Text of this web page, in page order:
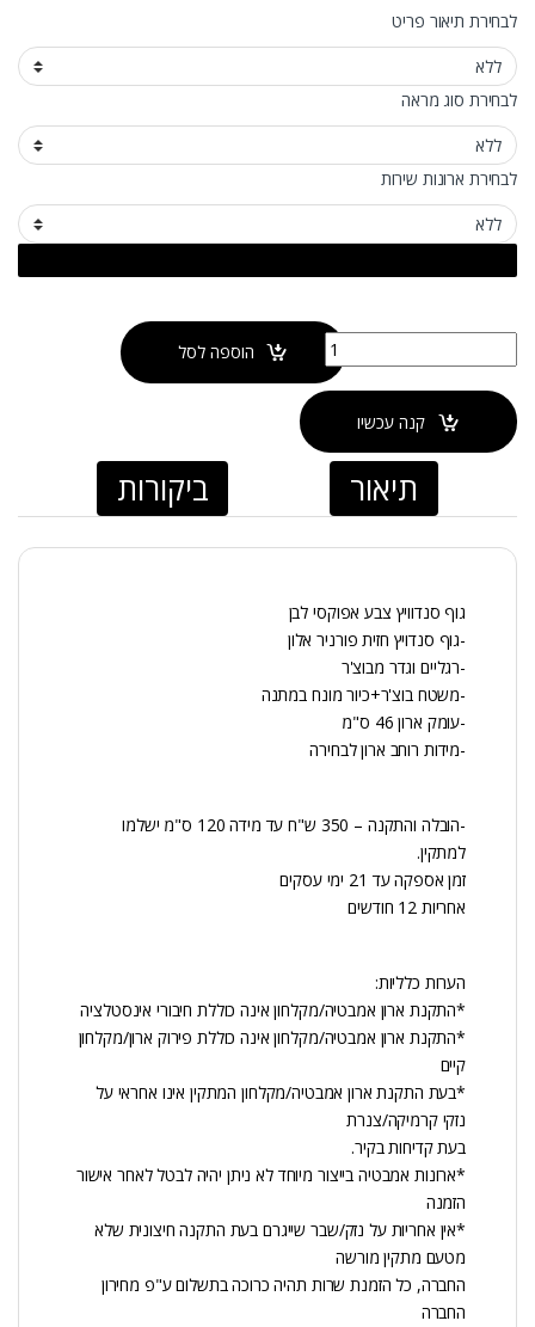
לבחירת תיאור פריט
לבחירת סוג מראה
לבחירת ארונות שירות
כמות של ארון אמבטיה הוליווד על רגליים הוספה לסל
קנה עכשיו
תיאור ביקורות
גוף סנדוויץ צבע אפוקסי לבן
-גוף סנדויץ חזית פורניר אלון
-רגליים וגדר מבוצ'ר
-משטח בוצ'ר+כיור מונח במתנה
-עומק ארון 46 ס"מ
-מידות רוחב ארון לבחירה
-הובלה והתקנה – 350 ש"ח עד מידה 120 ס"מ ישלמו
למתקין.
זמן אספקה עד 21 ימי עסקים
אחריות 12 חודשים
הערות כלליות:
*התקנת ארון אמבטיה/מקלחון אינה כוללת חיבורי אינסטלציה
*התקנת ארון אמבטיה/מקלחון אינה כוללת פירוק ארון/מקלחון
קיים
*בעת התקנת ארון אמבטיה/מקלחון המתקין אינו אחראי על
נזקי קרמיקה/צנרת
בעת קדיחות בקיר.
*ארונות אמבטיה בייצור מיוחד לא ניתן יהיה לבטל לאחר אישור
הזמנה
*אין אחריות על נזק/שבר שייגרם בעת התקנה חיצונית שלא
מטעם מתקין מורשה
החברה, כל הזמנת שרות תהיה כרוכה בתשלום ע"פ מחירון
החברה